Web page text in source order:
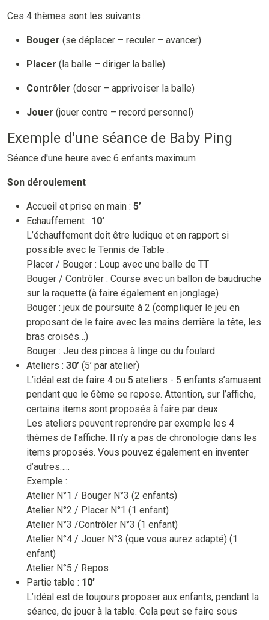
Ces 4 thèmes sont les suivants :
Bouger (se déplacer – reculer – avancer)
Placer (la balle – diriger la balle)
Contrôler (doser – apprivoiser la balle)
Jouer (jouer contre – record personnel)
Exemple d'une séance de Baby Ping
Séance d'une heure avec 6 enfants maximum
Son déroulement
Accueil et prise en main : 5’
Echauffement : 10’
L’échauffement doit être ludique et en rapport si
possible avec le Tennis de Table :
Placer / Bouger : Loup avec une balle de TT
Bouger / Contrôler : Course avec un ballon de baudruche
sur la raquette (à faire également en jonglage)
Bouger : jeux de poursuite à 2 (compliquer le jeu en
proposant de le faire avec les mains derrière la tête, les
bras croisés…)
Bouger : Jeu des pinces à linge ou du foulard.
Ateliers : 30’ (5’ par atelier)
L’idéal est de faire 4 ou 5 ateliers - 5 enfants s’amusent
pendant que le 6ème se repose. Attention, sur l’affiche,
certains items sont proposés à faire par deux.
Les ateliers peuvent reprendre par exemple les 4
thèmes de l’affiche. Il n’y a pas de chronologie dans les
items proposés. Vous pouvez également en inventer
d’autres…..
Exemple :
Atelier N°1 / Bouger N°3 (2 enfants)
Atelier N°2 / Placer N°1 (1 enfant)
Atelier N°3 /Contrôler N°3 (1 enfant)
Atelier N°4 / Jouer N°3 (que vous aurez adapté) (1
enfant)
Atelier N°5 / Repos
Partie table : 10’
L’idéal est de toujours proposer aux enfants, pendant la
séance, de jouer à la table. Cela peut se faire sous